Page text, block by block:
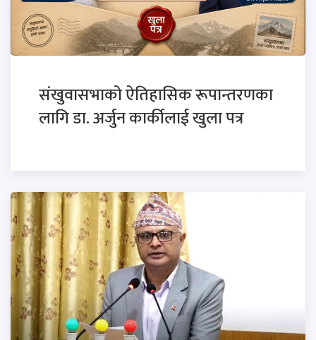
संखुवासभाको ऐतिहासिक रूपान्तरणका
लागि डा. अर्जुन कार्कीलाई खुला पत्र